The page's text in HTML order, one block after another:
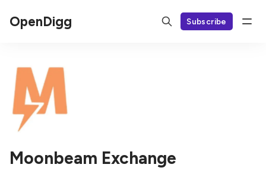
OpenDigg Subscribe
Moonbeam Exchange